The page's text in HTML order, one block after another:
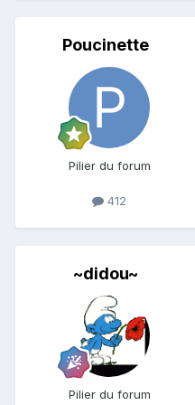
Poucinette
Pilier du forum
412
~didou~
Pilier du forum